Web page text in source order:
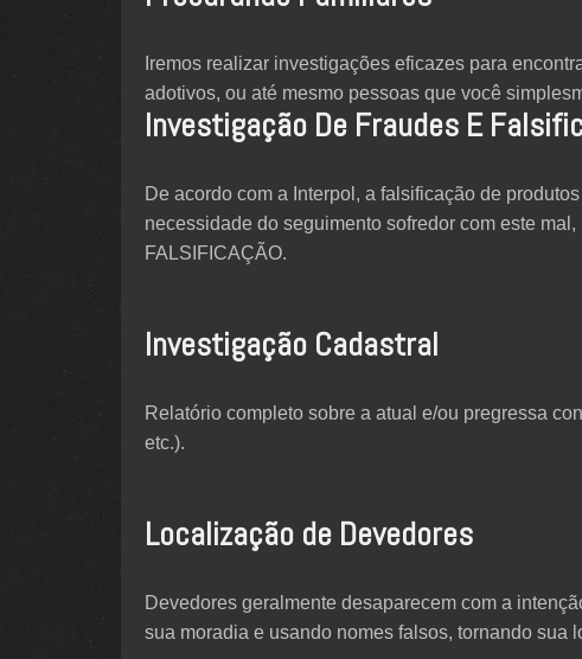
Iremos realizar investigações eficazes para
adotivos, ou até mesmo pessoas que você
Investigação De Fraudes E
De acordo com a Interpol, a falsificação de
necessidade do seguimento sofredor com este
FALSIFICAÇÃO.
Investigação Cadastral
Relatório completo sobre a atual e/ou pregressa
etc.).
Localização de Devedores
Devedores geralmente desaparecem com a
sua moradia e usando nomes falsos, tornando